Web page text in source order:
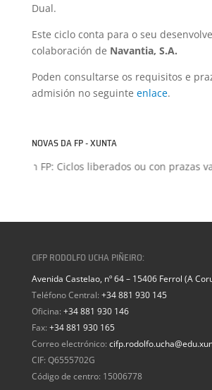
Dual.
Este ciclo conta para o seu
colaboración de Navantia, S.A.
Poden consultarse os requisitos e
admisión no seguinte enlace.
NOVAS DA FP - XUNTA
FP: Ciclos liberados ou con prazas
CIFP RODOLFO UCHA PIÑEIRO:
Avenida Castelao, nº 64 – 15406 Ferrol (A
Teléfono Central: +34 881 930 145
Oficina: +34 881 930 146
Fax: +34 881 930 165
Correo electrónico:
CIF: Q6555702G
Código de centro: 15006778